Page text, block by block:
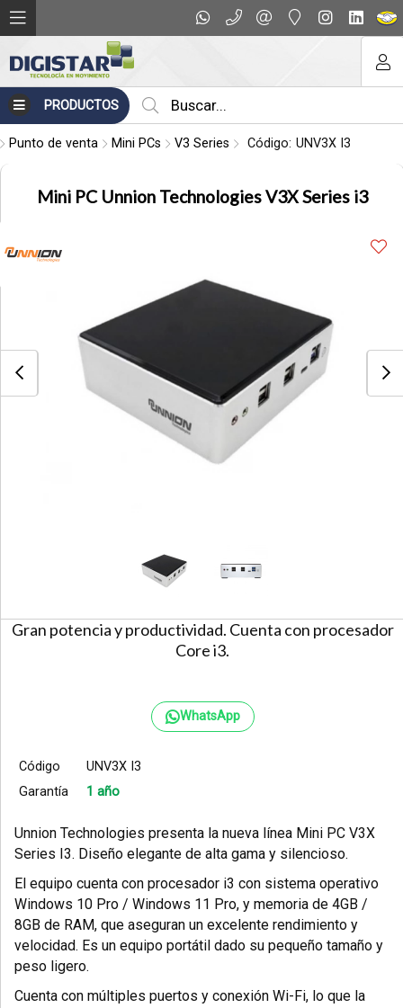
PRODUCTOS
Punto de venta Mini PCs V3 Series Código: UNV3X I3
Mini PC Unnion Technologies V3X Series i3
Gran potencia y productividad. Cuenta con procesador
Core i3.
WhatsApp
Código
UNV3X I3
Garantía
1 año
Unnion Technologies presenta la nueva línea Mini PC V3X
Series I3. Diseño elegante de alta gama y silencioso.
El equipo cuenta con procesador i3 con sistema operativo
Windows 10 Pro / Windows 11 Pro, y memoria de 4GB /
8GB de RAM, que aseguran un excelente rendimiento y
velocidad. Es un equipo portátil dado su pequeño tamaño y
peso ligero.
Cuenta con múltiples puertos y conexión Wi-Fi, lo que la